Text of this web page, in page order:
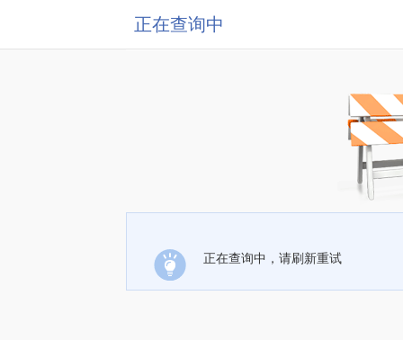
正在查询中
正在查询中，请刷新重试